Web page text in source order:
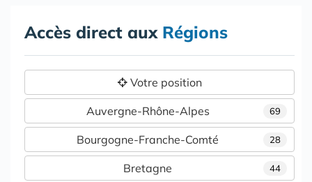
Accès direct aux Régions
Votre position
69
Auvergne-Rhône-Alpes
28
Bourgogne-Franche-Comté
44
Bretagne